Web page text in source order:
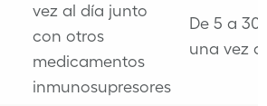
vez al día junto
con otros
medicamentos
inmunosupresores
De 5 a 30
una vez